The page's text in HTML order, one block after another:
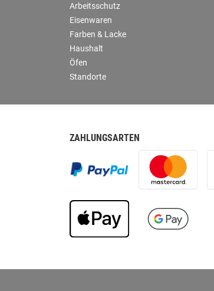
Arbeitsschutz
Eisenwaren
Farben & Lacke
Haushalt
Öfen
Standorte
ZAHLUNGSARTEN